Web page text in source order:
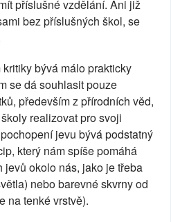
příslušné vzdělání. Ani již
bez příslušných škol, se
bývá málo prakticky
se dá souhlasit pouze
především z přírodních věd,
realizovat pro svoji
jevu bývá podstatný
který nám spíše pomáhá
okolo nás, jako je třeba
nebo barevné skvrny od
na tenké vrstvě).